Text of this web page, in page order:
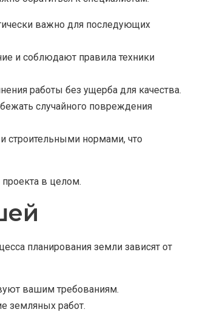
важно для последующих
и соблюдают правила техники
работы без ущерба для качества.
случайного повреждения
строительными нормами, что
в целом.
планирования земли зависят от
вашим требованиям.
земляных работ.